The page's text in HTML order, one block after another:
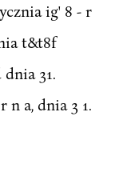
ig' 8 - r
t&t8f
31.
a, dnia 3 1.